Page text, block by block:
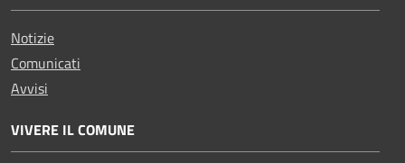
Notizie
Comunicati
Avvisi
VIVERE IL COMUNE